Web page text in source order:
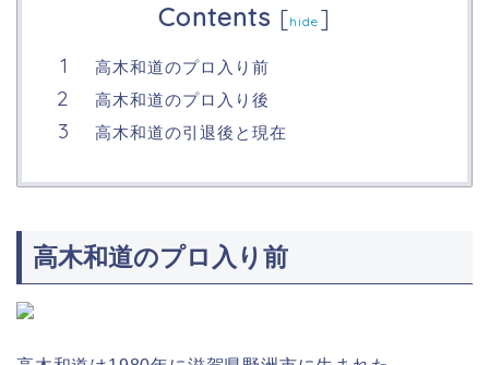
Contents [hide ]
高木和道のプロ入り前
高木和道のプロ入り後
高木和道の引退後と現在
高木和道のプロ入り前